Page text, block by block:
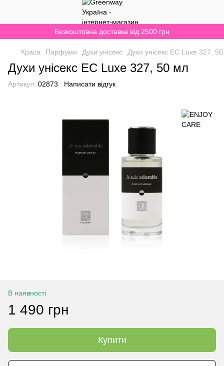
Безкоштовна доставка від 2500 грн
Краса Парфуми Духи унісекс Духи унісекс EC Luxe 327,
Духи унісекс EC Luxe 327, 50 мл
Артикул: 02873 Написати відгук
В наявності
1 490 грн
Купити